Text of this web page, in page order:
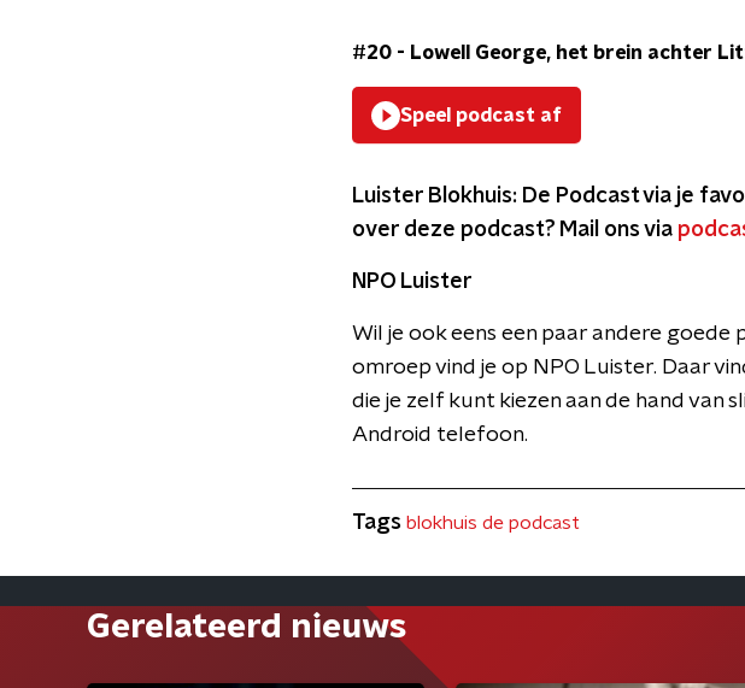
#20 - Lowell George, het brein achter
Speel podcast af
Luister Blokhuis: De Podcast via je
over deze podcast? Mail ons via
NPO Luister
Wil je ook eens een paar andere
omroep vind je op NPO Luister. Daar
die je zelf kunt kiezen aan de hand van
Android telefoon.
Tags blokhuis de podcast
Gerelateerd nieuws